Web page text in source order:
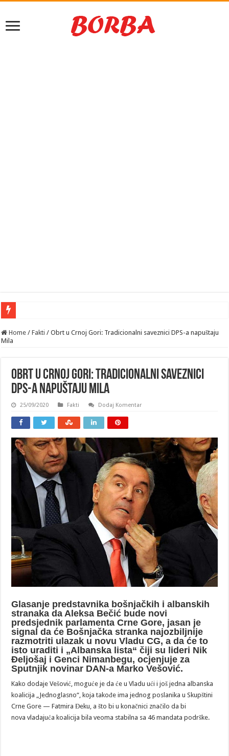
Home / Fakti / Obrt u Crnoj Gori: Tradicionalni saveznici DPS-a napuštaju
Mila
Obrt u Crnoj Gori: Tradicionalni saveznici
DPS-a napuštaju Mila
25/09/2020 Fakti Dodaj Komentar
Glasanje predstavnika bošnjačkih i albanskih
stranaka da Aleksa Bečić bude novi
predsjednik parlamenta Crne Gore, jasan je
signal da će Bošnjačka stranka najozbiljnije
razmotriti ulazak u novu Vladu CG, a da će to
isto uraditi i „Albanska lista“ čiji su lideri Nik
Đeljošaj i Genci Nimanbegu, ocjenjuje za
Sputnjik novinar DAN-a Marko Vešović.
Kako dodaje Vešović, moguće je da će u Vladu ući i još jedna albanska
koalicija „Jednoglasno“, koja takođe ima jednog poslanika u Skupštini
Crne Gore — Fatmira Đeku, a što bi u konačnici značilo da bi
nova vladajuća koalicija bila veoma stabilna sa 46 mandata podrške.